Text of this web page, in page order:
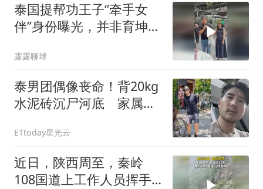
泰国提帮功王子“牵手女
伴”身份曝光，并非育坤家
露露聊球
泰男团偶像丧命！背20kg
水泥砖沉尸河底 家属提
ETtoday星光云
近日，陕西周至，秦岭
108国道上工作人员挥手